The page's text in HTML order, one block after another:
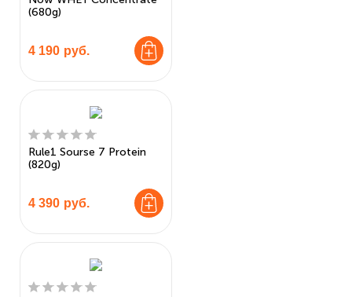
(680g)
4 190 руб.
Rule1 Sourse 7 Protein
(820g)
4 390 руб.